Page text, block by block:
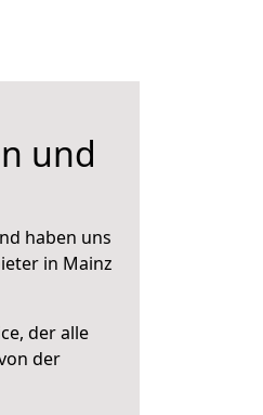
und
haben uns
in Mainz
der alle
der